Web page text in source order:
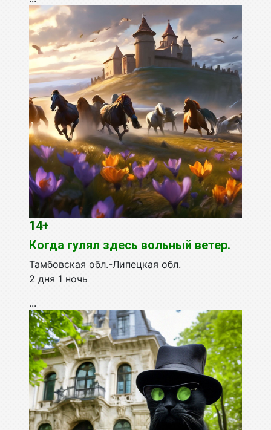
14+
Когда гулял здесь вольный ветер.
Тамбовская обл.-Липецкая обл.
2 дня 1 ночь
...